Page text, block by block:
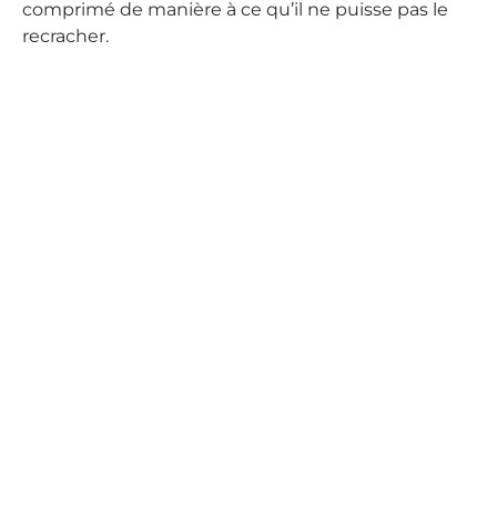
comprimé de manière à ce qu’il ne puisse pas le
recracher.